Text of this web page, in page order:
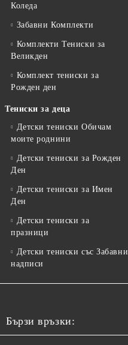
Коледа
Забавни Комплекти
Комплекти Тениски за
Великден
Комплект тениски за
Рожден ден
Тениски за деца
Детски тениски Обичам
моите роднини
Детски тениски за Рожден
Ден
Детски тениски за Имен
Ден
Детски тениски за
празници
Детски тениски със Забавни
надписи
Бързи връзки: